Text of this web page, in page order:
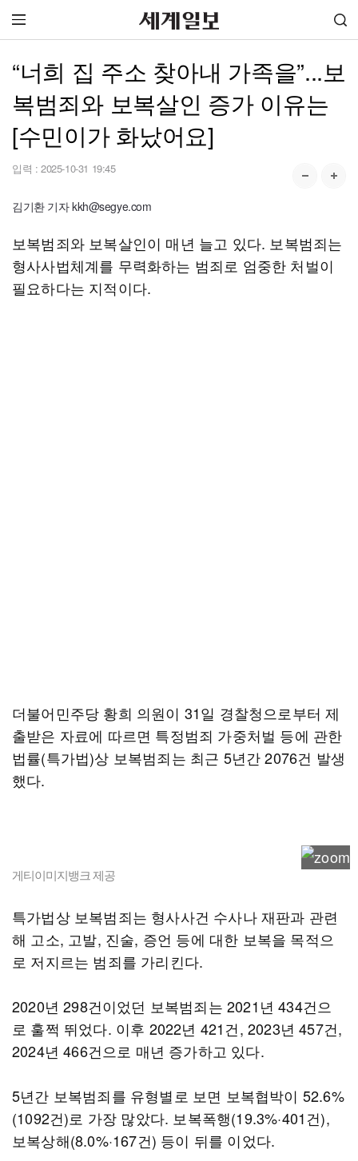
“너희 집 주소 찾아내 가족을”...보
복범죄와 보복살인 증가 이유는
[수민이가 화났어요]
입력 : 2025-10-31 19:45
김기환 기자 kkh@segye.com
보복범죄와 보복살인이 매년 늘고 있다. 보복범죄는
형사사법체계를 무력화하는 범죄로 엄중한 처벌이
필요하다는 지적이다.
더불어민주당 황희 의원이 31일 경찰청으로부터 제
출받은 자료에 따르면 특정범죄 가중처벌 등에 관한
법률(특가법)상 보복범죄는 최근 5년간 2076건 발생
했다.
게티이미지뱅크 제공
특가법상 보복범죄는 형사사건 수사나 재판과 관련
해 고소, 고발, 진술, 증언 등에 대한 보복을 목적으
로 저지르는 범죄를 가리킨다.
2020년 298건이었던 보복범죄는 2021년 434건으
로 훌쩍 뛰었다. 이후 2022년 421건, 2023년 457건,
2024년 466건으로 매년 증가하고 있다.
5년간 보복범죄를 유형별로 보면 보복협박이 52.6%
(1092건)로 가장 많았다. 보복폭행(19.3%·401건),
보복상해(8.0%·167건) 등이 뒤를 이었다.